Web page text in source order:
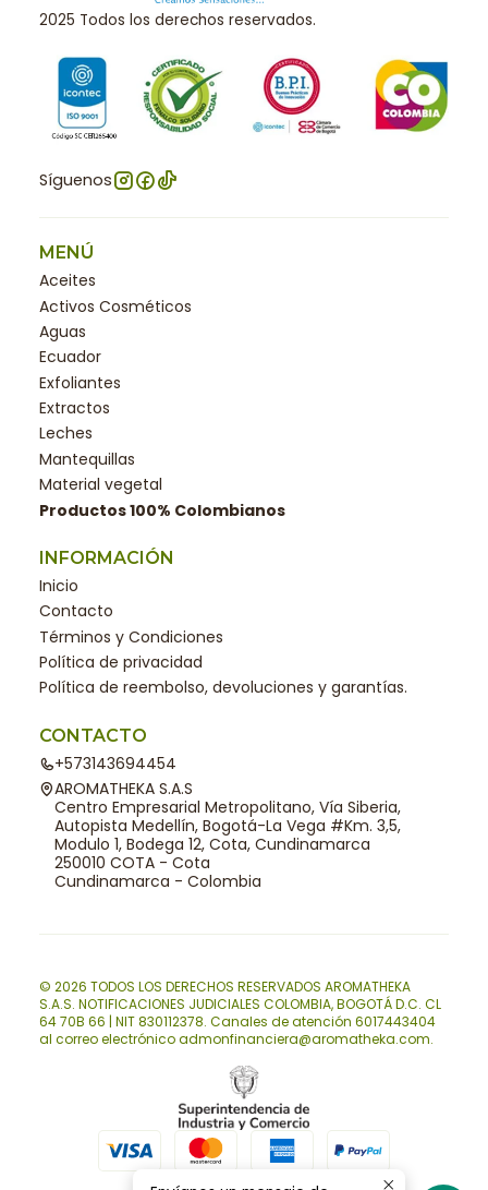
2025 Todos los derechos reservados.
Síguenos
MENÚ
Aceites
Activos Cosméticos
Aguas
Ecuador
Exfoliantes
Extractos
Leches
Mantequillas
Material vegetal
Productos 100% Colombianos
INFORMACIÓN
Inicio
Contacto
Términos y Condiciones
Política de privacidad
Política de reembolso, devoluciones y garantías.
CONTACTO
+573143694454
AROMATHEKA S.A.S
Centro Empresarial Metropolitano, Vía Siberia,
Autopista Medellín, Bogotá-La Vega #Km. 3,5,
Modulo 1, Bodega 12, Cota, Cundinamarca
250010 COTA - Cota
Cundinamarca - Colombia
© 2026 TODOS LOS DERECHOS RESERVADOS AROMATHEKA
S.A.S. NOTIFICACIONES JUDICIALES COLOMBIA, BOGOTÁ D.C. CL
64 70B 66 | NIT 830112378. Canales de atención 6017443404
al correo electrónico admonfinanciera@aromatheka.com.